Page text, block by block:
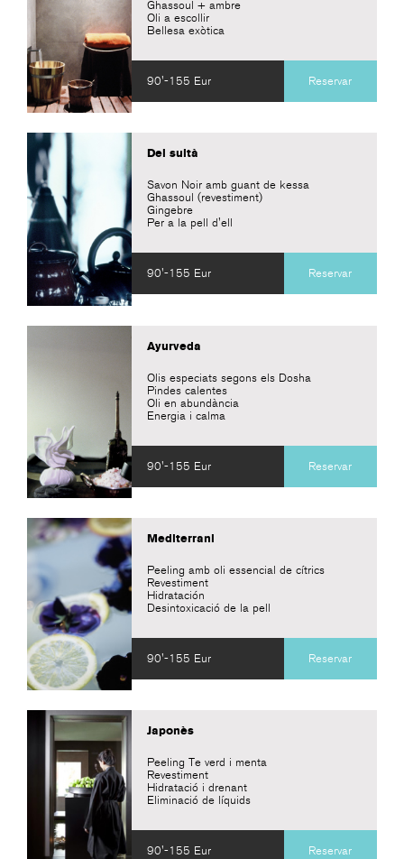
Ghassoul + ambre
Oli a escollir
Bellesa exòtica
90'-155 Eur Reservar
Del sultà
Savon Noir amb guant de kessa
Ghassoul (revestiment)
Gingebre
Per a la pell d'ell
90'-155 Eur Reservar
Ayurveda
Olis especiats segons els Dosha
Pindes calentes
Oli en abundància
Energia i calma
90'-155 Eur Reservar
Mediterrani
Peeling amb oli essencial de cítrics
Revestiment
Hidratación
Desintoxicació de la pell
90'-155 Eur Reservar
Japonès
Peeling Te verd i menta
Revestiment
Hidratació i drenant
Eliminació de líquids
90'-155 Eur Reservar